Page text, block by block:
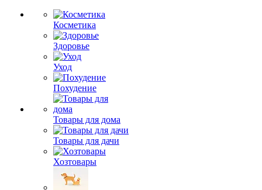
Косметика
Здоровье
Уход
Похудение
Товары для дома
Товары для дачи
Хозтовары